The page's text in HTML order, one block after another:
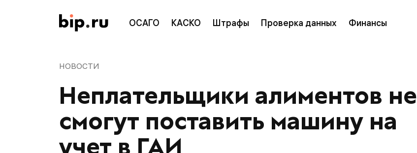
ОСАГО КАСКО Штрафы Проверка данных Финансы
НОВОСТИ
Неплательщики алиментов не
смогут поставить машину на
учет в ГАИ